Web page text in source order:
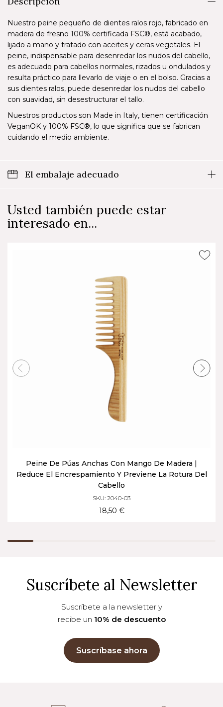
Nuestro peine pequeño de dientes ralos rojo, fabricado en
madera de fresno 100% certificada FSC®, está acabado,
lijado a mano y tratado con aceites y ceras vegetales. El
peine, indispensable para desenredar los nudos del cabello,
es adecuado para cabellos normales, rizados u ondulados y
resulta práctico para llevarlo de viaje o en el bolso. Gracias a
sus dientes ralos, puede desenredar los nudos del cabello
con suavidad, sin desestructurar el tallo.
Nuestros productos son Made in Italy, tienen certificación
VeganOK y 100% FSC®, lo que significa que se fabrican
cuidando el medio ambiente.
El embalaje adecuado
Usted también puede estar
interesado en...
Peine De Púas Anchas Con Mango De Madera |
Reduce El Encrespamiento Y Previene La Rotura Del
Cabello
SKU: 2040-03
18,50 €
Suscríbete al Newsletter
Suscríbete a la newsletter y
recibe un 10% de descuento
Suscríbase ahora